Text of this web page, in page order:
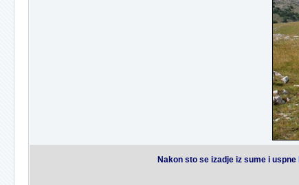
Nakon sto se izadje iz sume i